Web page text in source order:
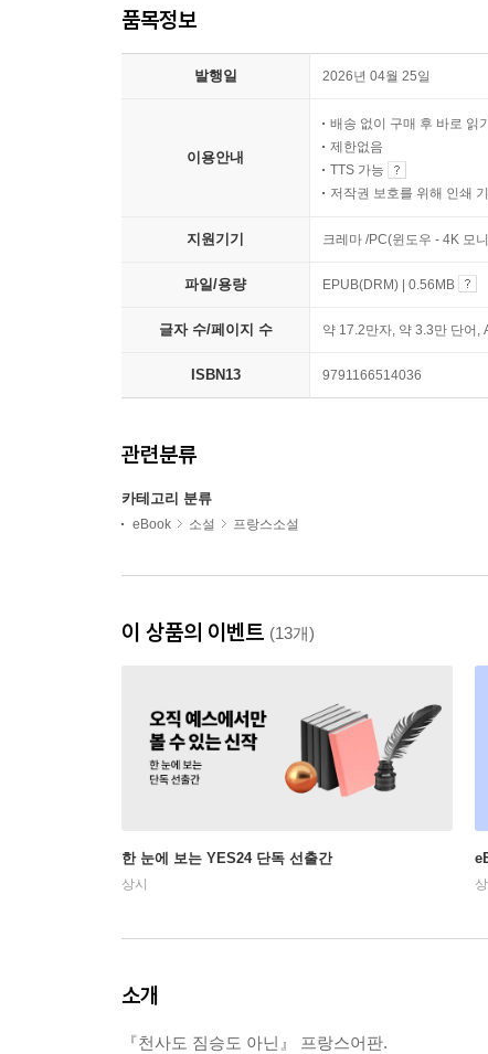
품목정보
발행일 2026년 04월 25일
이용안내
배송 없이 구매 후 바로 읽기
제한없음
TTS 가능
저작권 보호를 위해 인쇄
지원기기 크레마 /PC(윈도우 - 4K 모
파일/용량 EPUB(DRM) | 0.56MB
글자 수/페이지 수 약 17.2만자, 약 3.3만 단어,
ISBN13 9791166514036
관련분류
카테고리 분류
eBook 소설 프랑스소설
이 상품의 이벤트 (13개)
한 눈에 보는 YES24 단독 선출간
상시
소개
『천사도 짐승도 아닌』 프랑스어판.